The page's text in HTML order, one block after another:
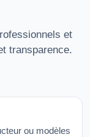
et
transparence.
ou modèles